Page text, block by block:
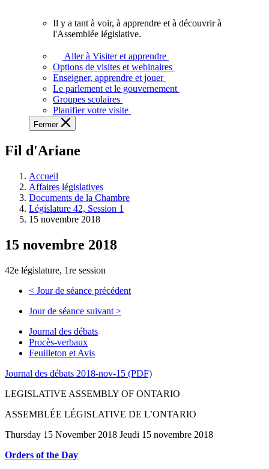
voir,
apprendre
et
à
à
législative.
Il y a tant à voir, à apprendre et à découvrir à
l'Assemblée législative.
Aller à Visiter et apprendre
Options de visites et webinaires
Enseigner, apprendre et jouer
Le parlement et le gouvernement
Groupes scolaires
Planifier votre visite
Fermer
Fil d'Ariane
Accueil
Affaires législatives
Documents de la Chambre
Législature 42, Session 1
15 novembre 2018
15 novembre 2018
42e législature, 1re session
< Jour de séance précédent
Jour de séance suivant >
Journal des débats
Procès-verbaux
Feuilleton et Avis
Journal des débats 2018-nov-15 (PDF)
LEGISLATIVE ASSEMBLY OF ONTARIO
ASSEMBLÉE LÉGISLATIVE DE L’ONTARIO
Thursday 15 November 2018 Jeudi 15 novembre 2018
Orders of the Day